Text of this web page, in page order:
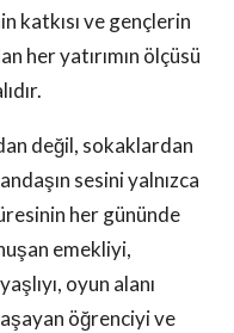
katkısı ve gençlerin
her yatırımın ölçüsü
değil, sokaklardan
sesini yalnızca
her gününde
emekliyi,
oyun alanı
öğrenciyi ve